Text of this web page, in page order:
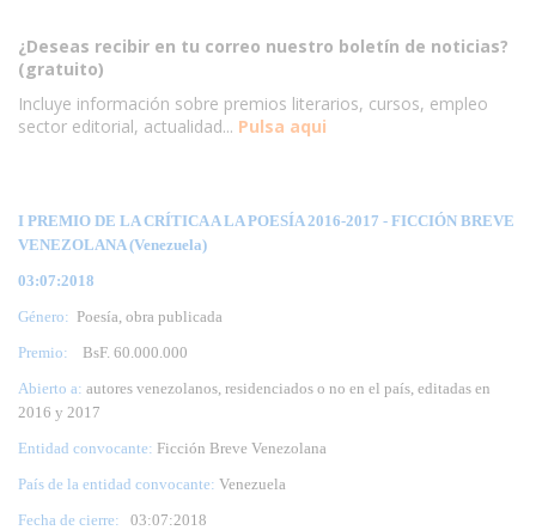
¿Deseas recibir en tu correo nuestro boletín de noticias?
(gratuito)
Incluye información sobre premios literarios, cursos, empleo
sector editorial, actualidad... Pulsa aqui
I PREMIO DE LA CRÍTICA A LA POESÍA 2016-2017 - FICCIÓN BREVE
VENEZOLANA (Venezuela)
03:07:2018
Género: Poesía, obra publicada
Premio:
BsF. 60.000.000
Abierto a: autores venezolanos, residenciados o no en el país, editadas en
2016 y 2017
Entidad convocante: Ficción Breve Venezolana
País de la entidad convocante: Venezuela
Fecha de cierre: 03:07:2018